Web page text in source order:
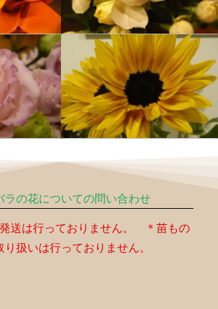
ラの花についての問い合わせ
発送は行っておりません。 ＊苗もの
り扱いは行っておりません。